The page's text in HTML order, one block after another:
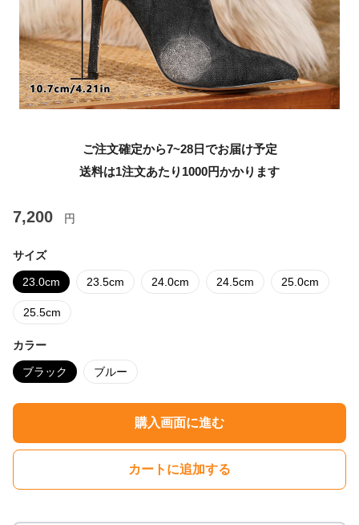
ご注文確定から7~28日でお届け予定
送料は1注文あたり 1000円かかります
7,200 円
サイズ
23.0cm 23.5cm 24.0cm 24.5cm 25.0cm
25.5cm
カラー
ブラック ブルー
購入画面に進む
カートに追加する